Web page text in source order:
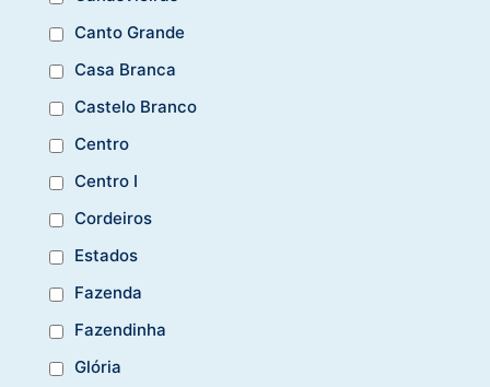
Canto Grande
Casa Branca
Castelo Branco
Centro
Centro I
Cordeiros
Estados
Fazenda
Fazendinha
Glória